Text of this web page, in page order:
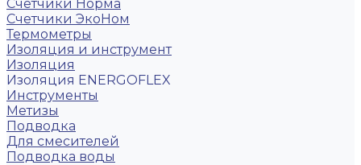
Счетчики Норма
Счетчики ЭкоНом
Термометры
Изоляция и инструмент
Изоляция
Изоляция ENERGOFLEX
Инструменты
Метизы
Подводка
Для смесителей
Подводка воды